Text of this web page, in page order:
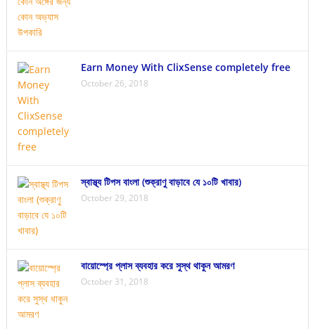
Earn Money With ClixSense completely free
October 26, 2018
স্বাস্থ্য টিপস বাংলা (শুক্রাণু বাড়াবে যে ১০টি খাবার)
October 29, 2018
বায়োস্প্রে প্লাস ব্যবহার করে সুস্থ থাকুন আমরণ
October 31, 2018